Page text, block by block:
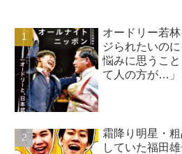
オードリー若
ジられたいの
悩みに思うこ
て人の方が…」
霜降り明星・
していた福田